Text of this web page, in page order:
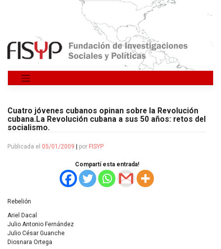
Saltar
Cuatro jóvenes cubanos opinan sobre la Revolución
cubana.La Revolución cubana a sus 50 años: retos del
socialismo.
Publicada el 05/01/2009 por FISYP
Compartí esta entrada!
Rebelión
Ariel Dacal
Julio Antonio Fernández
Julio César Guanche
Diosnara Ortega